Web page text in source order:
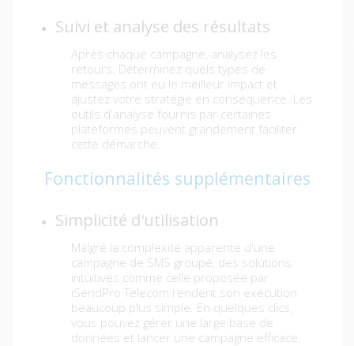
Suivi et analyse des résultats
Après chaque campagne, analysez les
retours. Déterminez quels types de
messages ont eu le meilleur impact et
ajustez votre stratégie en conséquence. Les
outils d'analyse fournis par certaines
plateformes peuvent grandement faciliter
cette démarche.
Fonctionnalités supplémentaires
Simplicité d'utilisation
Malgré la complexité apparente d'une
campagne de SMS groupé, des solutions
intuitives comme celle proposée par
iSendPro Telecom rendent son exécution
beaucoup plus simple. En quelques clics,
vous pouvez gérer une large base de
données et lancer une campagne efficace.